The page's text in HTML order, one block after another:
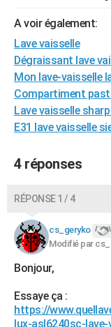
Destinations
City break
Voyage nature
Voyage de noces
Forum
Climat
PHOTO
GUIDES D'ACHAT
BONS PLANS
CARTE DE VOEUX
Carte de Noël
Carte Bonne année
Carte Saint-Valentin
Carte Pâques
Carte d'anniversaire
DICTIONNAIRE
Dictionnaire
Biographies
Citations
Expressions
Proverbes
PROGRAMME TV
AVIS DE DÉCÈS
FORUM
Bricolage
Lifestyle
Culture
Sport
Auto
Television
Voyage
Cinema
A voir également:
Lave vaisselle
Dégraissant lave
Mon lave-vaisselle
Compartiment
Lave vaisselle
E31 lave vaisselle
4 réponses
RÉPONSE 1 / 4
cs_geryko
Modifié par
Bonjour,
Essaye ça :
https://
lux-asl6240sc-